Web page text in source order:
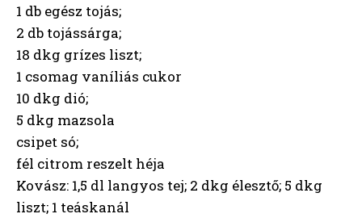
1 db egész tojás;
2 db tojássárga;
18 dkg grízes liszt;
1 csomag vaníliás cukor
10 dkg dió;
5 dkg mazsola
csipet só;
fél citrom reszelt héja
Kovász: 1,5 dl langyos tej; 2 dkg élesztő; 5 dkg
liszt; 1 teáskanál